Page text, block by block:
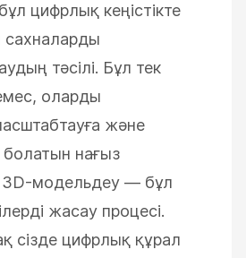
ESC
цифрлық кеңістікте
сахналарды
тәсілі. Бұл тек
оларды
және
нағыз
модельдеу — бұл
жасау процесі.
сізде цифрлық құрал